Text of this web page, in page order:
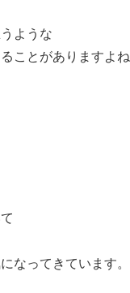
ような
ことがありますよね
なってきています。